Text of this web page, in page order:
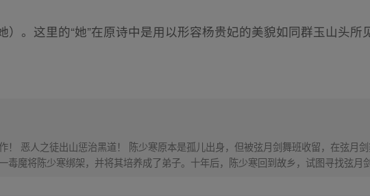
。这里的“她”在原诗中是用以形容杨贵妃的美貌如同群玉山头所
！ 恶人之徒出山惩治黑道！ 陈少寒原本是孤儿出身，但被弦月剑舞班收留，在弦月
毒魔将陈少寒绑架，并将其培养成了弟子。十年后，陈少寒回到故乡，试图寻找弦月